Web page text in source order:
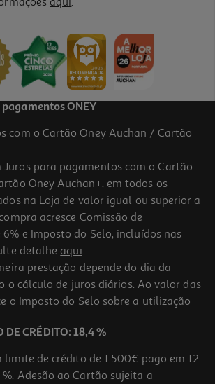
Samsung A37 Preta
Samsung A17 Transparente
ONEY
com o Cartão Oney Auchan / Cartão
Juros para pagamentos com o Cartão
Oney Auchan+, em todos os
na Loja de valor igual ou superior a
acresce Comissão de
e Imposto do Selo, incluídos nas
detalhe aqui.
prestação depende do dia da
o cálculo de juros diários. Ao valor das
o Imposto do Selo sobre a utilização
DE CRÉDITO: 18,4 %
limite de crédito de 1.500€ pago em 12
%. Adesão ao Cartão sujeita a